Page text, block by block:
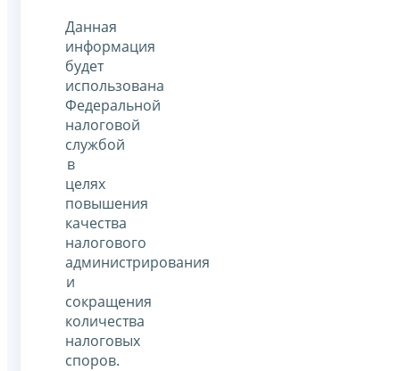
Данная
информация
будет
использована
Федеральной
налоговой
службой
в
целях
повышения
качества
налогового
администрирования
и
сокращения
количества
налоговых
споров.